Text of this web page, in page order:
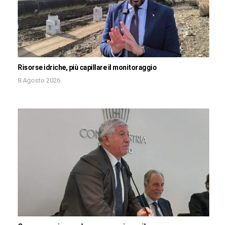
Risorse idriche, più capillare il monitoraggio
8 Agosto 2026